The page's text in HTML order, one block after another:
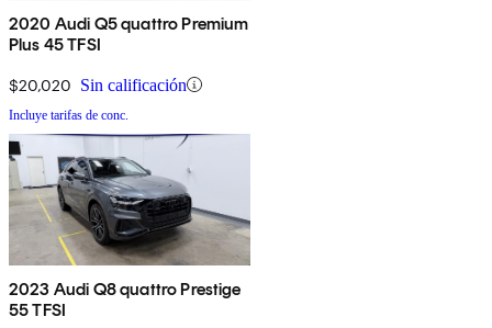
2020 Audi Q5 quattro Premium
Plus 45 TFSI
$20,020 Sin calificación
Incluye tarifas de conc.
2023 Audi Q8 quattro Prestige
55 TFSI